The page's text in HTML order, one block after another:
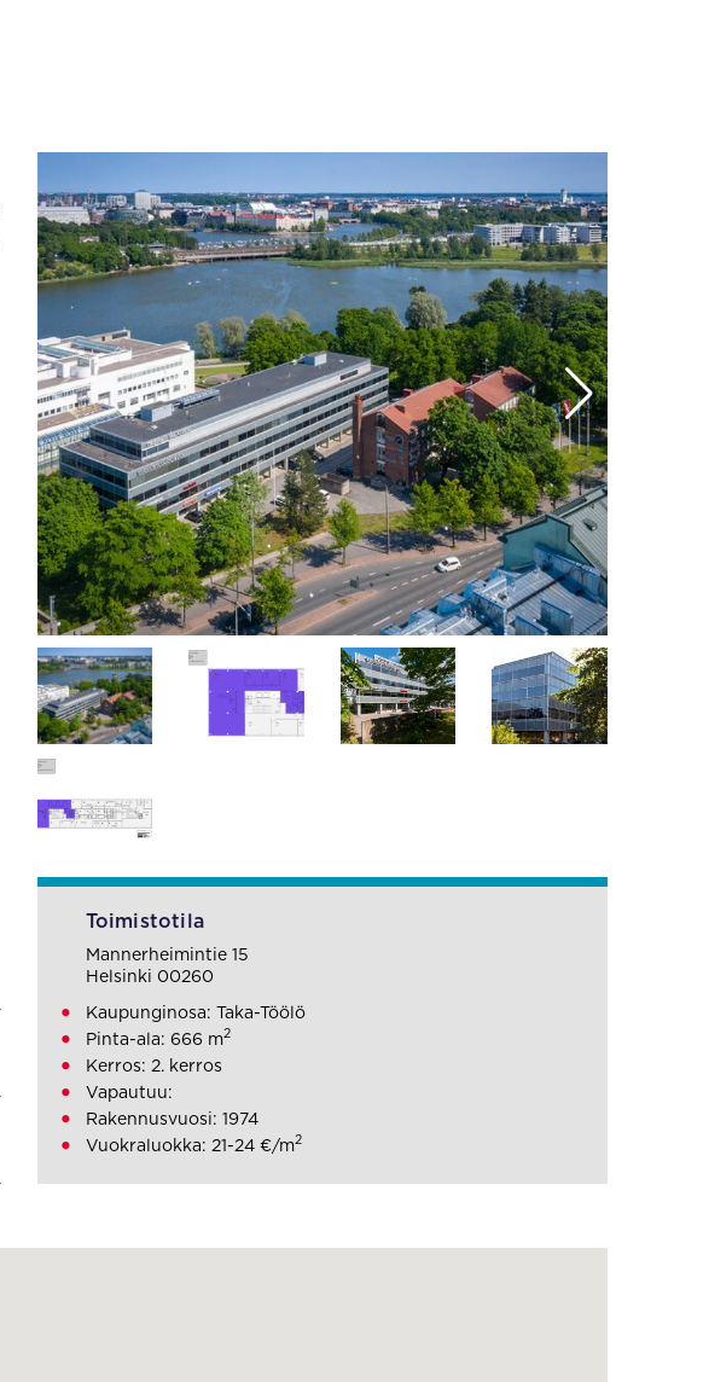
Toimistotila
Mannerheimintie 15
Helsinki 00260
Kaupunginosa: Taka-Töölö
Pinta-ala: 666 m2
Kerros: 2. kerros
Vapautuu:
Rakennusvuosi: 1974
Vuokraluokka: 21-24 €/m2